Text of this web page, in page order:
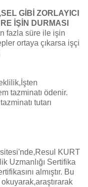
GİBİ ZORLAYICI
İŞİN DURMASI
fazla süre ile işin
ortaya çıkarsa işçi
tazminatı ödenir.
tutarı
KURT
Uzmanlığı Sertifika
almıştır. Bu